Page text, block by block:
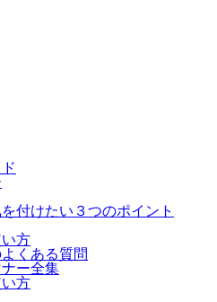
付けたい３つのポイント
方
くある質問
ー全集
方